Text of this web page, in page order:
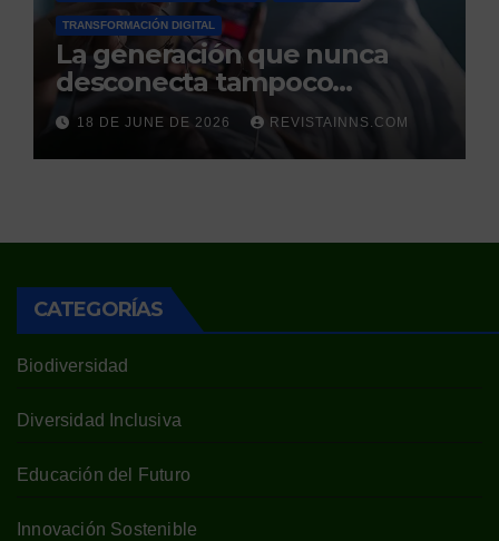
TRANSFORMACIÓN DIGITAL
La generación que nunca
desconecta tampoco
duerme
18 DE JUNE DE 2026 REVISTAINNS.COM
CATEGORÍAS
Biodiversidad
Diversidad Inclusiva
Educación del Futuro
Innovación Sostenible